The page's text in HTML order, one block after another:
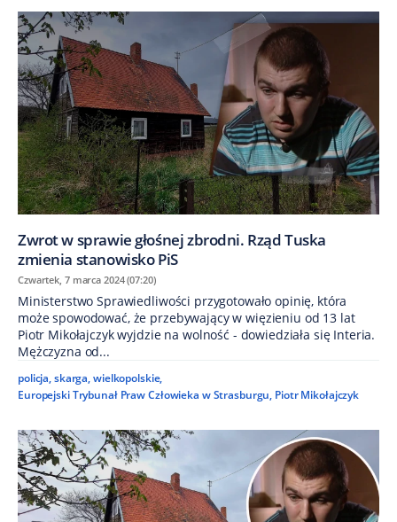
Zwrot w sprawie głośnej zbrodni. Rząd Tuska
zmienia stanowisko PiS
Czwartek, 7 marca 2024 (07:20)
Ministerstwo Sprawiedliwości przygotowało opinię, która
może spowodować, że przebywający w więzieniu od 13 lat
Piotr Mikołajczyk wyjdzie na wolność - dowiedziała się Interia.
Mężczyzna od...
policja,skarga,wielkopolskie,
Europejski Trybunał Praw Człowieka w Strasburgu, Piotr Mikołajczyk